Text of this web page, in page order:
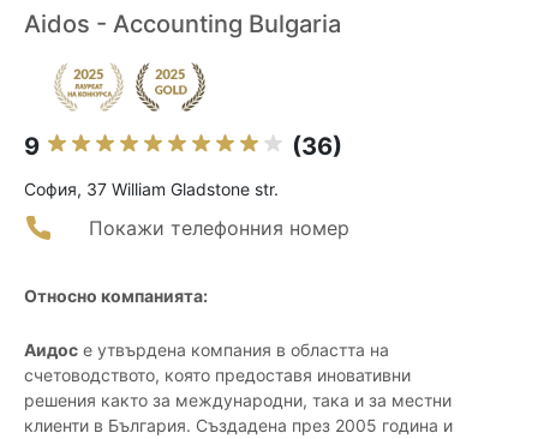
Aidos - Accounting Bulgaria
9 (36)
София, 37 William Gladstone str.
Покажи телефонния номер
Относно компанията:
Аидос е утвърдена компания в областта на
счетоводството, която предоставя иновативни
решения както за международни, така и за местни
клиенти в България. Създадена през 2005 година и